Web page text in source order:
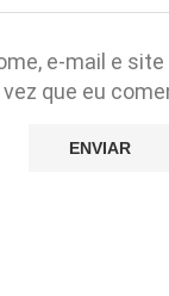
e-mail e
que eu